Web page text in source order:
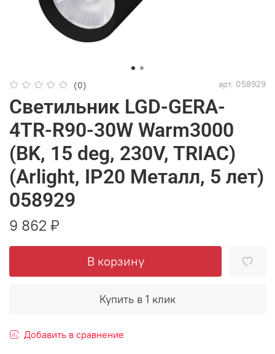
(0) арт. 058929
Светильник LGD-GERA-
4TR-R90-30W Warm3000
(BK, 15 deg, 230V, TRIAC)
(Arlight, IP20 Металл, 5 лет)
058929
9 862 ₽
В корзину
Купить в 1 клик
Добавить в сравнение